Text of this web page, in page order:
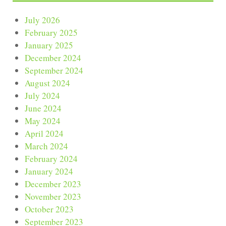
July 2026
February 2025
January 2025
December 2024
September 2024
August 2024
July 2024
June 2024
May 2024
April 2024
March 2024
February 2024
January 2024
December 2023
November 2023
October 2023
September 2023